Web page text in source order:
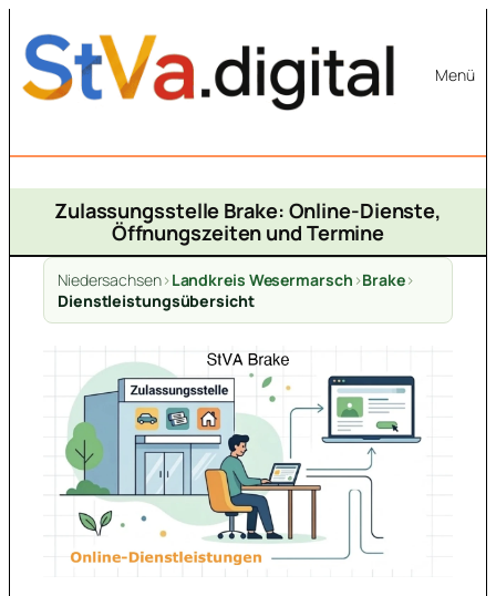
Inhalt
springen
Menü
Zulassungsstelle Brake: Online-Dienste,
Öffnungszeiten und Termine
Niedersachsen>Landkreis Wesermarsch >Brake>
Dienstleistungsübersicht